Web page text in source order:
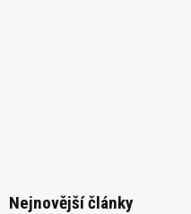
Nejnovější články